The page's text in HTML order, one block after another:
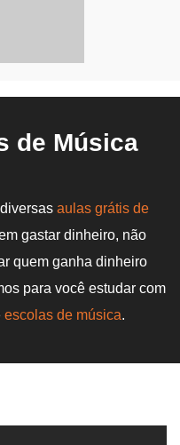
de Música
aulas grátis de
gastar dinheiro, não
quem ganha dinheiro
para você estudar com
escolas de música.